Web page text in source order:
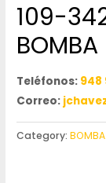
109-
BOMBA
Teléfonos: 948
Correo:
Category:BOMBA